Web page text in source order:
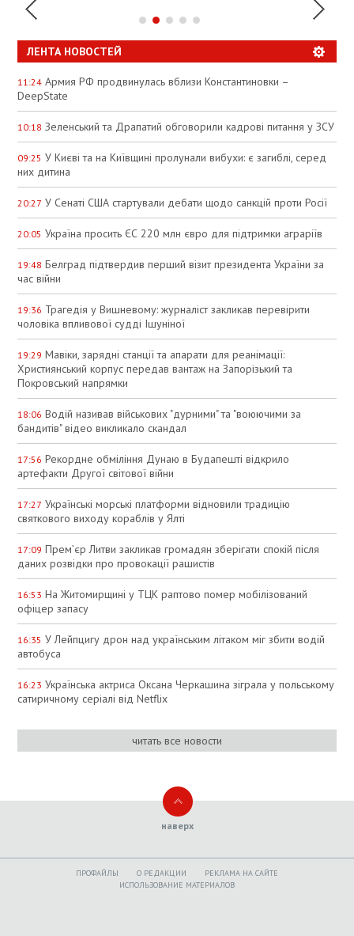
ЛЕНТА НОВОСТЕЙ
11:24 Армия РФ продвинулась вблизи Константиновки –
DeepState
10:18 Зеленський та Драпатий обговорили кадрові питання у ЗСУ
09:25 У Києві та на Київщині пролунали вибухи: є загиблі, серед
них дитина
20:27 У Сенаті США стартували дебати щодо санкцій проти Росії
20:05 Україна просить ЄС 220 млн євро для підтримки аграріїв
19:48 Белград підтвердив перший візит президента України за
час війни
19:36 Трагедія у Вишневому: журналіст закликав перевірити
чоловіка впливової судді Ішуніної
19:29 Мавіки, зарядні станції та апарати для реанімації:
Християнський корпус передав вантаж на Запорізький та
Покровський напрямки
18:06 Водій називав військових "дурними" та "воюючими за
бандитів" відео викликало скандал
17:56 Рекордне обміління Дунаю в Будапешті відкрило
артефакти Другої світової війни
17:27 Українські морські платформи відновили традицію
святкового виходу кораблів у Ялті
17:09 Прем’єр Литви закликав громадян зберігати спокій після
даних розвідки про провокації рашистів
16:53 На Житомирщині у ТЦК раптово помер мобілізований
офіцер запасу
16:35 У Лейпцигу дрон над українським літаком міг збити водій
автобуса
16:23 Українська актриса Оксана Черкашина зіграла у польському
сатиричному серіалі від Netflix
читать все новости
наверх
ПРОФАЙЛЫ O РЕДАКЦИИ
РЕКЛАМА НА САЙТЕ
ИСПОЛЬЗОВАНИЕ МАТЕРИАЛОВ